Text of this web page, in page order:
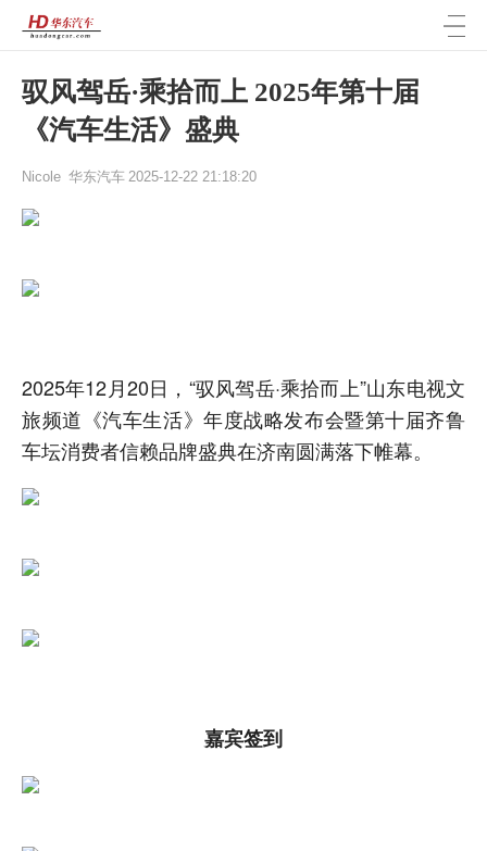
驭风驾岳·乘拾而上 2025年第十届
《汽车生活》盛典
Nicole 华东汽车 2025-12-22 21:18:20
2025年12月20日，“驭风驾岳·乘拾而上”山东电视文
旅频道《汽车生活》年度战略发布会暨第十届齐鲁
车坛消费者信赖品牌盛典在济南圆满落下帷幕。
嘉宾签到